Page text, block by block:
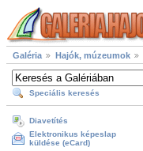
Galéria Hajók, múzeumok
Speciális keresés
Diavetítés
Elektronikus képeslap
küldése (eCard)